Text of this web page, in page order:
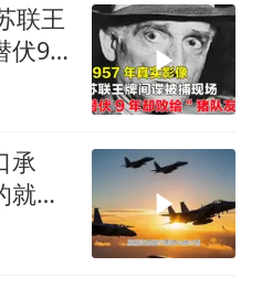
联王
伏9
承
就这